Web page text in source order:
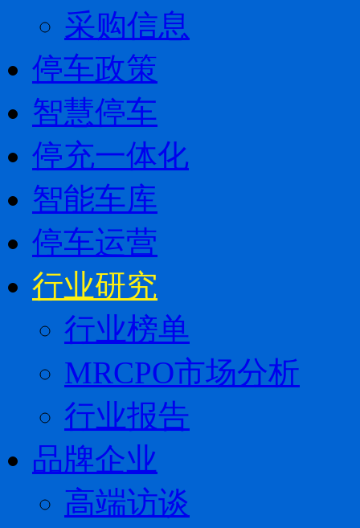
采购信息
停车政策
智慧停车
停充一体化
智能车库
停车运营
行业研究
行业榜单
MRCPO市场分析
行业报告
品牌企业
高端访谈